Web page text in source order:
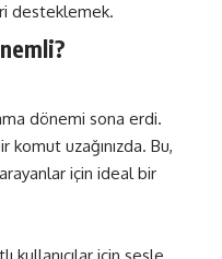
desteklemek.
dönemi sona erdi.
uzağınızda. Bu,
için ideal bir